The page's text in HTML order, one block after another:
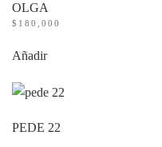
OLGA
$ 180,000
Añadir
PEDE 22